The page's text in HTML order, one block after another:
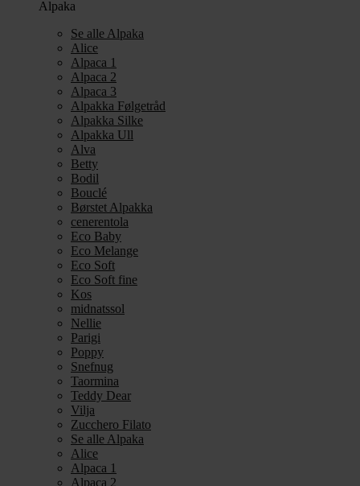
Alpaka
Se alle Alpaka
Alice
Alpaca 1
Alpaca 2
Alpaca 3
Alpakka Følgetråd
Alpakka Silke
Alpakka Ull
Alva
Betty
Bodil
Bouclé
Børstet Alpakka
cenerentola
Eco Baby
Eco Melange
Eco Soft
Eco Soft fine
Kos
midnatssol
Nellie
Parigi
Poppy
Snefnug
Taormina
Teddy Dear
Vilja
Zucchero Filato
Se alle Alpaka
Alice
Alpaca 1
Alpaca 2